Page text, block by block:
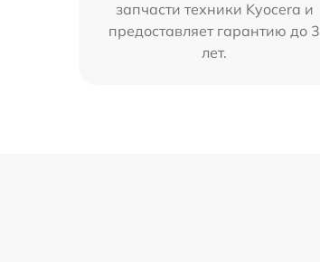
запчасти техники Kyocera и
предоставляет гарантию до 3
лет.